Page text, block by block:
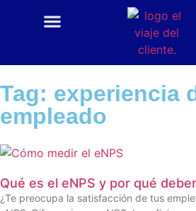
Tag: experiencia
empleado
Qué es el eNPS y por qué
¿Te preocupa la satisfacción de tus